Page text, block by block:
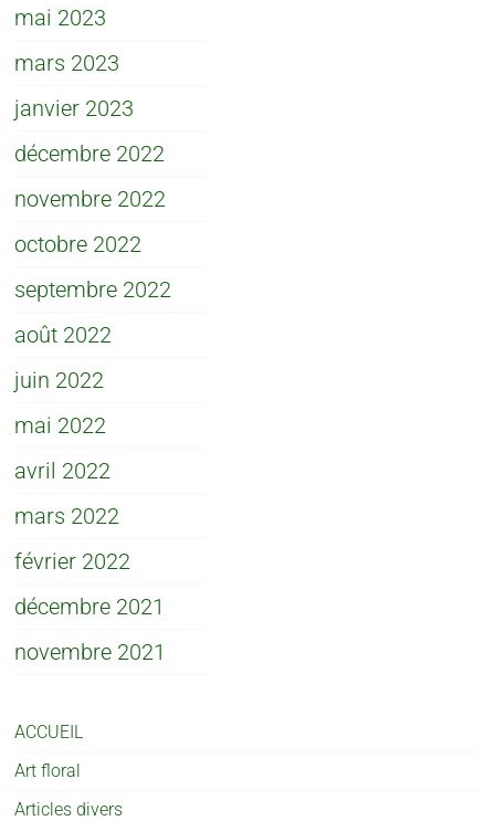
mai 2023
mars 2023
janvier 2023
décembre 2022
novembre 2022
octobre 2022
septembre 2022
août 2022
juin 2022
mai 2022
avril 2022
mars 2022
février 2022
décembre 2021
novembre 2021
ACCUEIL
Art floral
Articles divers